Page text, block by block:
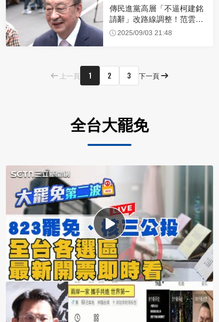
傳民進黨高層「不逼柯建銘
請辭」改路線調整！范雲、
陳培瑜成左右手
2025/09/03 21:48
上一頁 1 2 3 下一頁
全台大罷免